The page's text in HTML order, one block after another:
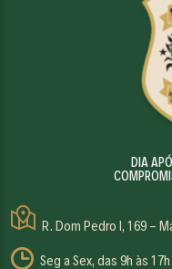
DIA
R. Dom Pedro I, 169 -
Seg a Sex, das 9h às 17h.